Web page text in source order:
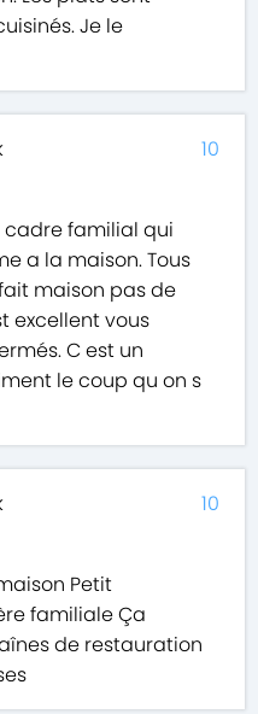
Je le
familial qui
a la maison. Tous
maison pas de
excellent vous
C est un
le coup qu on s
10
Petit
familiale Ça
de restauration
10